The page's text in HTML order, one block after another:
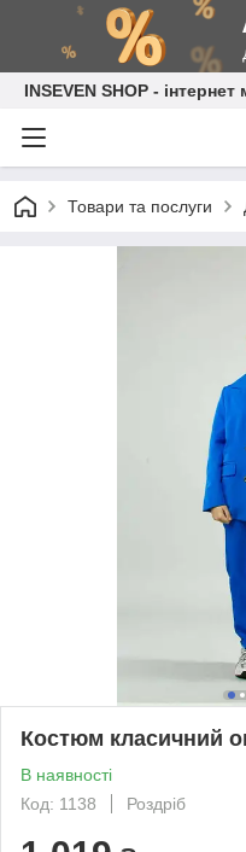
INSEVEN SHOP - інтернет
Товари та послуги
Костюм класичний
В наявності
Код: 1138
Роздріб